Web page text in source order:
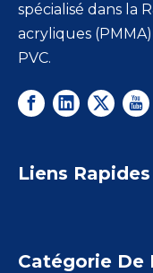
spécialisé dans la
acryliques
PVC.
Liens Rapides
Catégorie De